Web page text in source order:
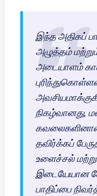
இந்த அதிகப்
அழுத்தம்
அடையாளம்
நிகழ்வானது,
தவிர்க்கப்
உளைச்சல்
இடையேயான
பாதிப்பை